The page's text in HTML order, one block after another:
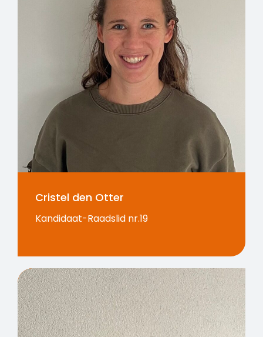
Cristel den Otter
Kandidaat-Raadslid nr.19